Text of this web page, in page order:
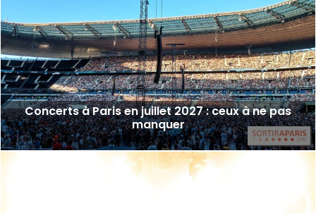
Concerts à Paris en juillet 2027 : ceux à ne pas
manquer